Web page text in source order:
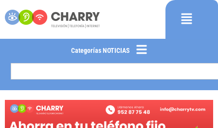
Categorías NOTICIAS